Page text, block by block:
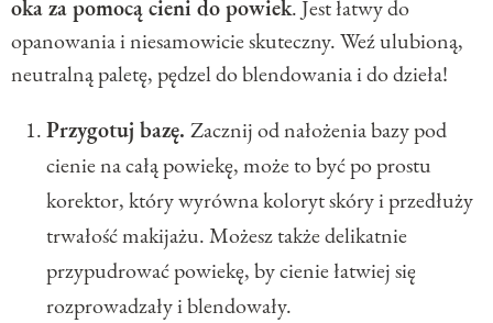
oka za pomocą cieni do powiek. Jest łatwy do
opanowania i niesamowicie skuteczny. Weź ulubioną,
neutralną paletę, pędzel do blendowania i do dzieła!
Przygotuj bazę. Zacznij od nałożenia bazy pod
cienie na całą powiekę, może to być po prostu
korektor, który wyrówna koloryt skóry i przedłuży
trwałość makijażu. Możesz także delikatnie
przypudrować powiekę, by cienie łatwiej się
rozprowadzały i blendowały.